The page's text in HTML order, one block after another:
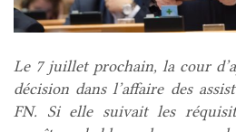
Le 7 juillet prochain, la cour
décision dans l’affaire des
FN. Si elle suivait les